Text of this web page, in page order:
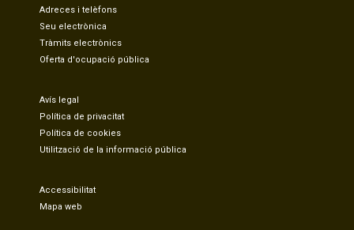
Adreces i telèfons
Seu electrònica
Tràmits electrònics
Oferta d'ocupació pública
Avís legal
Política de privacitat
Política de cookies
Utilització de la informació pública
Accessibilitat
Mapa web